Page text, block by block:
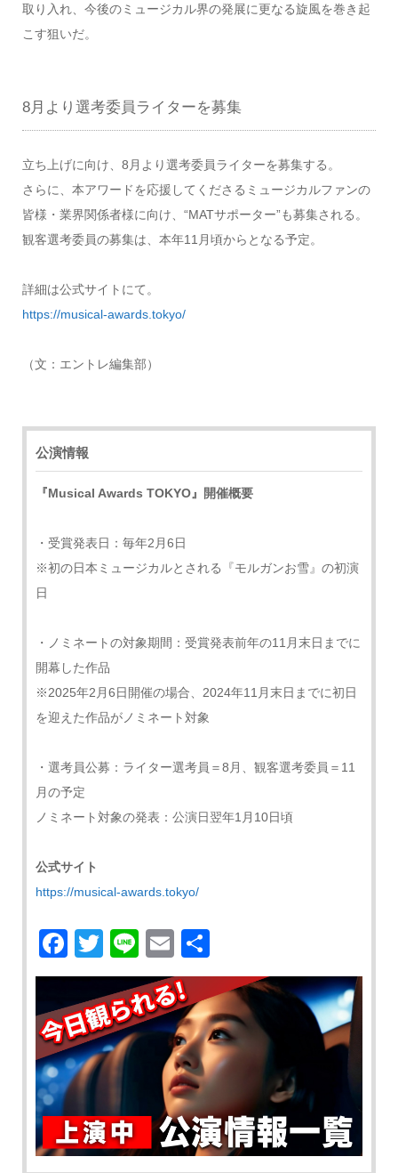
取り入れ、今後のミュージカル界の発展に更なる旋風を巻き起
こす狙いだ。
8月より選考委員ライターを募集
立ち上げに向け、8月より選考委員ライターを募集する。
さらに、本アワードを応援してくださるミュージカルファンの
皆様・業界関係者様に向け、“MATサポーター”も募集される。
観客選考委員の募集は、本年11月頃からとなる予定。
詳細は公式サイトにて。
https://musical-awards.tokyo/
（文：エントレ編集部）
公演情報
『Musical Awards TOKYO』開催概要
・受賞発表日：毎年2月6日
※初の日本ミュージカルとされる『モルガンお雪』の初演
日
・ノミネートの対象期間：受賞発表前年の11月末日までに
開幕した作品
※2025年2月6日開催の場合、2024年11月末日までに初日
を迎えた作品がノミネート対象
・選考員公募：ライター選考員＝8月、観客選考委員＝11
月の予定
ノミネート対象の発表：公演日翌年1月10日頃
公式サイト
https://musical-awards.tokyo/
Facebook
Twitter
LineEmail
有